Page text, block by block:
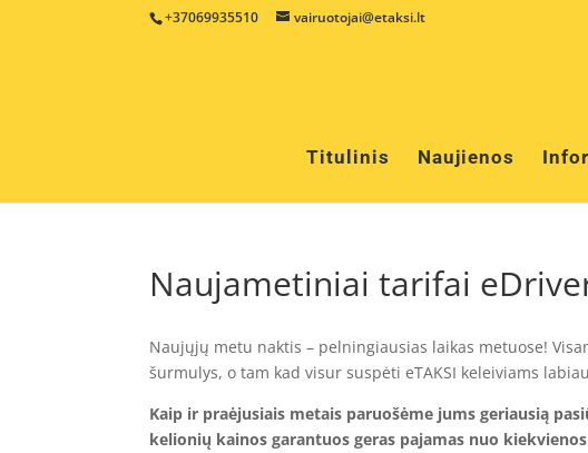
+37069935510 vairuotojai@etaksi.lt
Titulinis Naujienos
Naujametiniai tarifai
Naujųjų metu naktis – pelningiausias laikas metuose!
šurmulys, o tam kad visur suspėti eTAKSI keleiviams
Kaip ir praėjusiais metais paruošėme jums geriausią
kelionių kainos garantuos geras pajamas nuo